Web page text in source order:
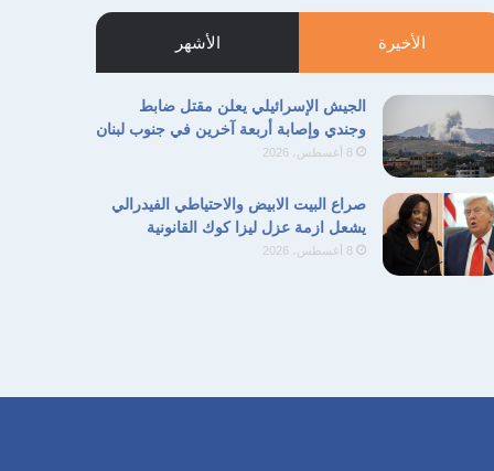
الأخيرة الأشهر
الجيش الإسرائيلي يعلن مقتل ضابط
وجندي وإصابة أربعة آخرين في جنوب لبنان
8 أغسطس، 2026
صراع البيت الابيض والاحتياطي الفيدرالي
يشعل ازمة عزل ليزا كوك القانونية
8 أغسطس، 2026